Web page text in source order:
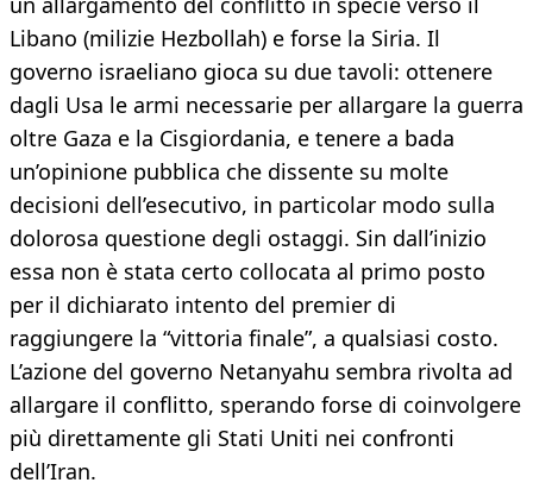
Libano (milizie Hezbollah) e forse la Siria. Il
governo israeliano gioca su due tavoli: ottenere
dagli Usa le armi necessarie per allargare la guerra
oltre Gaza e la Cisgiordania, e tenere a bada
un’opinione pubblica che dissente su molte
decisioni dell’esecutivo, in particolar modo sulla
dolorosa questione degli ostaggi. Sin dall’inizio
essa non è stata certo collocata al primo posto
per il dichiarato intento del premier di
raggiungere la “vittoria finale”, a qualsiasi costo.
L’azione del governo Netanyahu sembra rivolta ad
allargare il conflitto, sperando forse di coinvolgere
più direttamente gli Stati Uniti nei confronti
dell’Iran.